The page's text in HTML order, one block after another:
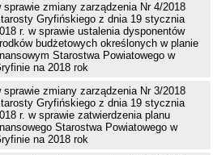
sprawie zmiany zarządzenia Nr 4/2018
Gryfińskiego z dnia 19 stycznia
r. w sprawie ustalenia dysponentów
budżetowych określonych w planie
Starostwa Powiatowego w
na 2018 rok
sprawie zmiany zarządzenia Nr 3/2018
Gryfińskiego z dnia 19 stycznia
r. w sprawie zatwierdzenia planu
Starostwa Powiatowego w
na 2018 rok